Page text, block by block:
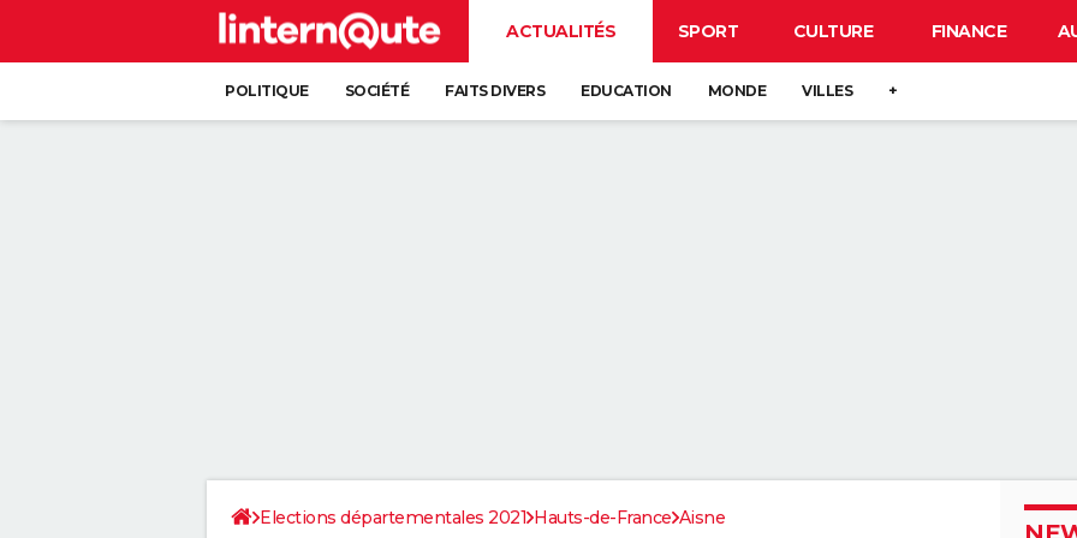
ACTUALITÉS SPORT CULTURE FINANCE
POLITIQUE SOCIÉTÉ FAITS DIVERS EDUCATION MONDE VILLES +
Elections départementales 2021 Hauts-de-France Aisne